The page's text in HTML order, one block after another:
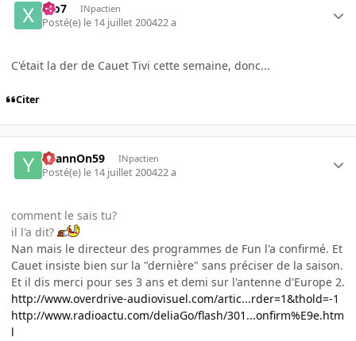
xto7 INpactien
Posté(e) le 14 juillet 200422 a
C'était la der de Cauet Tivi cette semaine, donc...
Citer
YoannOn59 INpactien
Posté(e) le 14 juillet 200422 a
comment le sais tu?
il l'a dit?
Nan mais le directeur des programmes de Fun l'a confirmé. Et
Cauet insiste bien sur la "dernière" sans préciser de la saison.
Et il dis merci pour ses 3 ans et demi sur l'antenne d'Europe 2.
http://www.overdrive-audiovisuel.com/artic...rder=1&thold=-1
http://www.radioactu.com/deliaGo/flash/301...onfirm%E9e.htm
l